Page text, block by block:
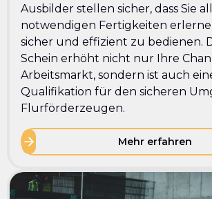
Ausbilder stellen sicher, dass Sie
notwendigen Fertigkeiten
sicher und effizient zu bedienen.
Schein erhöht nicht nur Ihre
Arbeitsmarkt, sondern ist auch
Qualifikation für den sicheren
Flurförderzeugen.
Mehr erfahren